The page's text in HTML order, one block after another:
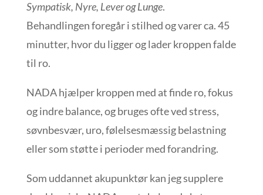
Sympatisk, Nyre, Lever og Lunge.
Behandlingen foregår i stilhed og varer ca. 45
minutter, hvor du ligger og lader kroppen falde
til ro.
NADA hjælper kroppen med at finde ro, fokus
og indre balance, og bruges ofte ved stress,
søvnbesvær, uro, følelsesmæssig belastning
eller som støtte i perioder med forandring.
Som uddannet akupunktør kan jeg supplere